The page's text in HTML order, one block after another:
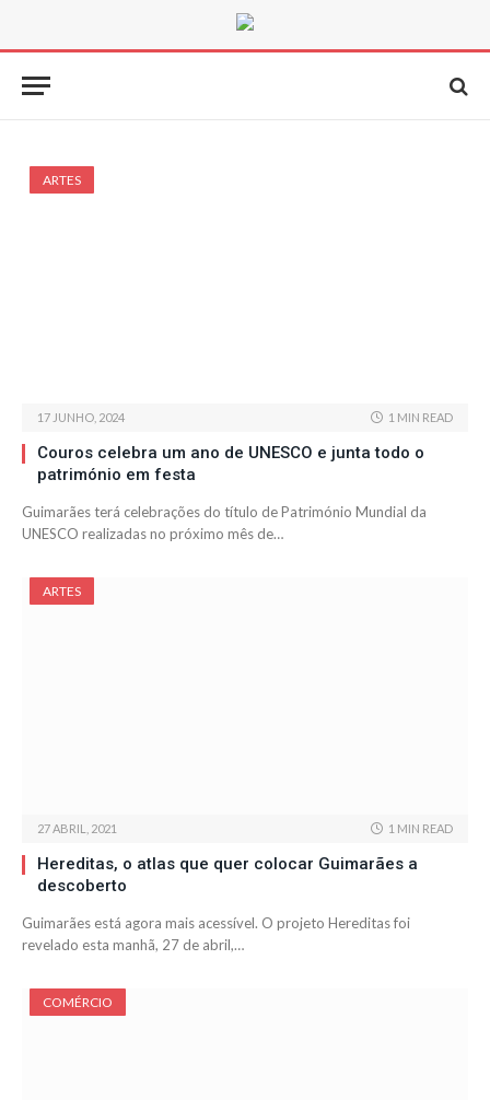
ARTES
17 JUNHO, 2024 1 MIN READ
Couros celebra um ano de UNESCO e junta todo o
património em festa
Guimarães terá celebrações do título de Património Mundial da
UNESCO realizadas no próximo mês de…
ARTES
27 ABRIL, 2021 1 MIN READ
Hereditas, o atlas que quer colocar Guimarães a
descoberto
Guimarães está agora mais acessível. O projeto Hereditas foi
revelado esta manhã, 27 de abril,…
COMÉRCIO